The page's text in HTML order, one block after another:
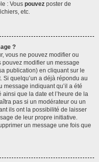
: Vous pouvez poster de
etc.
?
vous ne pouvez modifier ou
modifier un message
publication) en cliquant sur le
quelqu’un a déjà répondu au
message indiquant qu’il a été
que la date et l’heure de la
pas si un modérateur ou un
ils ont la possibilité de laisser
de leur propre initiative.
un message une fois que